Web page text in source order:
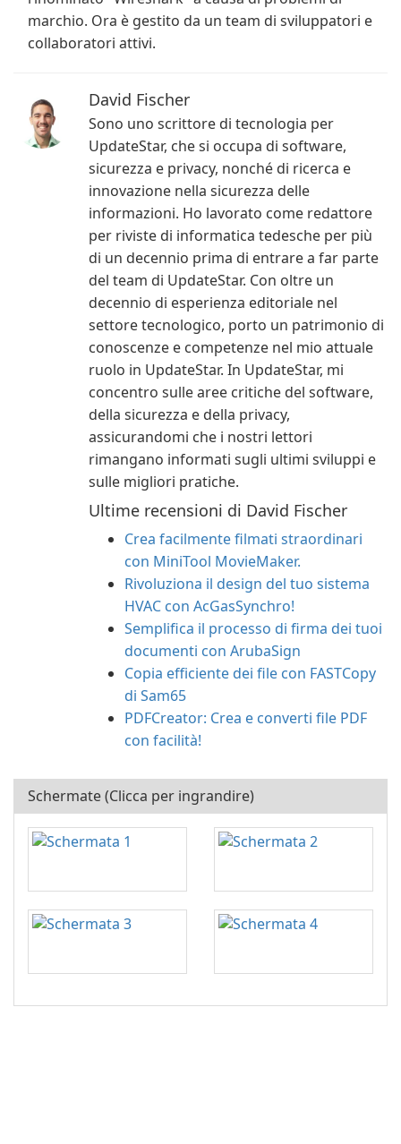
marchio. Ora è gestito da un team di sviluppatori e
collaboratori attivi.
David Fischer
Sono uno scrittore di tecnologia per
UpdateStar, che si occupa di software,
sicurezza e privacy, nonché di ricerca e
innovazione nella sicurezza delle
informazioni. Ho lavorato come redattore
per riviste di informatica tedesche per più
di un decennio prima di entrare a far parte
del team di UpdateStar. Con oltre un
decennio di esperienza editoriale nel
settore tecnologico, porto un patrimonio di
conoscenze e competenze nel mio attuale
ruolo in UpdateStar. In UpdateStar, mi
concentro sulle aree critiche del software,
della sicurezza e della privacy,
assicurandomi che i nostri lettori
rimangano informati sugli ultimi sviluppi e
sulle migliori pratiche.
Ultime recensioni di David Fischer
Crea facilmente filmati straordinari
con MiniTool MovieMaker.
Rivoluziona il design del tuo sistema
HVAC con AcGasSynchro!
Semplifica il processo di firma dei tuoi
documenti con ArubaSign
Copia efficiente dei file con FASTCopy
di Sam65
PDFCreator: Crea e converti file PDF
con facilità!
Schermate (Clicca per ingrandire)